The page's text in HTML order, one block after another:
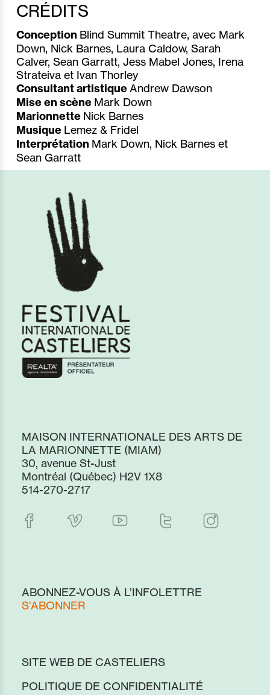
CRÉDITS
Conception Blind Summit Theatre, avec Mark
Down, Nick Barnes, Laura Caldow, Sarah
Calver, Sean Garratt, Jess Mabel Jones, Irena
Strateiva et Ivan Thorley
Consultant artistiqueAndrew Dawson
Mise en scène Mark Down
Marionnette Nick Barnes
Musique Lemez & Fridel
Interprétation Mark Down, Nick Barnes et
Sean Garratt
MAISON INTERNATIONALE DES ARTS DE
LA MARIONNETTE (MIAM)
30, avenue St-Just
Montréal (Québec) H2V 1X8
514-270-2717
ABONNEZ-VOUS À L’INFOLETTRE
S'ABONNER
SITE WEB DE CASTELIERS
POLITIQUE DE CONFIDENTIALITÉ